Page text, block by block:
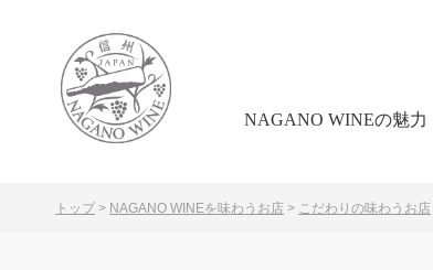
NAGANO WINEの魅力
トップ > NAGANO WINEを味わうお店 > こだわりの味わうお店